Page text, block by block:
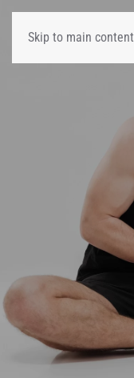
Skip to main content